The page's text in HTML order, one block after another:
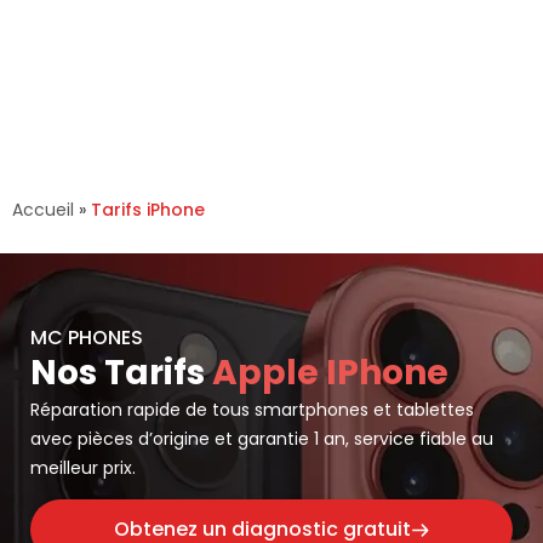
Accueil » Tarifs iPhone
MC PHONES
Nos TarifsApple IPhone
Réparation rapide de tous smartphones et tablettes
avec pièces d’origine et garantie 1 an, service fiable au
meilleur prix.
Obtenez un diagnostic gratuit